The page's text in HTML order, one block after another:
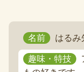
名前 はるみ
趣味・特技